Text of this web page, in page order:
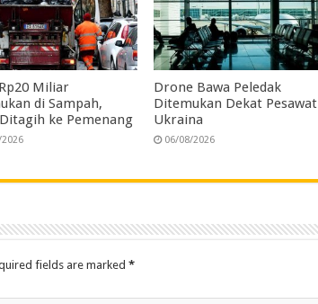
Miliar
di Sampah,
ke Pemenang
Drone Bawa Peledak
Ditemukan Dekat Pesawat
Ukraina
06/08/2026
fields are marked *